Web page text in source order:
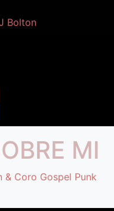
MI
Coro Gospel Punk